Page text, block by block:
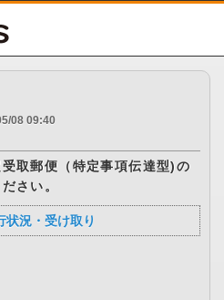
08 09:40
取郵便（特定事項伝達型)の
さい。
状況・受け取り